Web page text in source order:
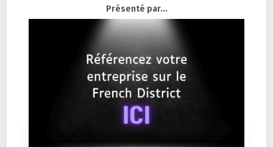
Présenté par...